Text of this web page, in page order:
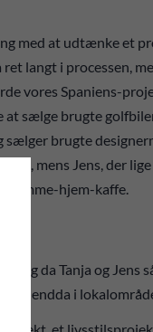
med at udtænke et
langt i processen,
vores Spaniens-
at sælge brugte
sælger brugte
mens Jens, der
komme-hjem-kaffe.
og da Tanja og Jens
det endda i